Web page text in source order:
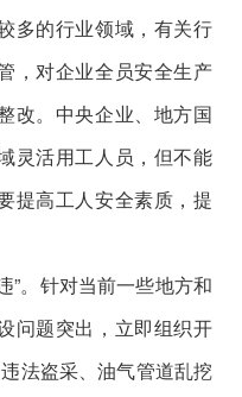
多的行业领域，有关行
，对企业全员安全生产
改。中央企业、地方国
灵活用工人员，但不能
提高工人安全素质，提
”。针对当前一些地方和
问题突出，立即组织开
法盗采、油气管道乱挖